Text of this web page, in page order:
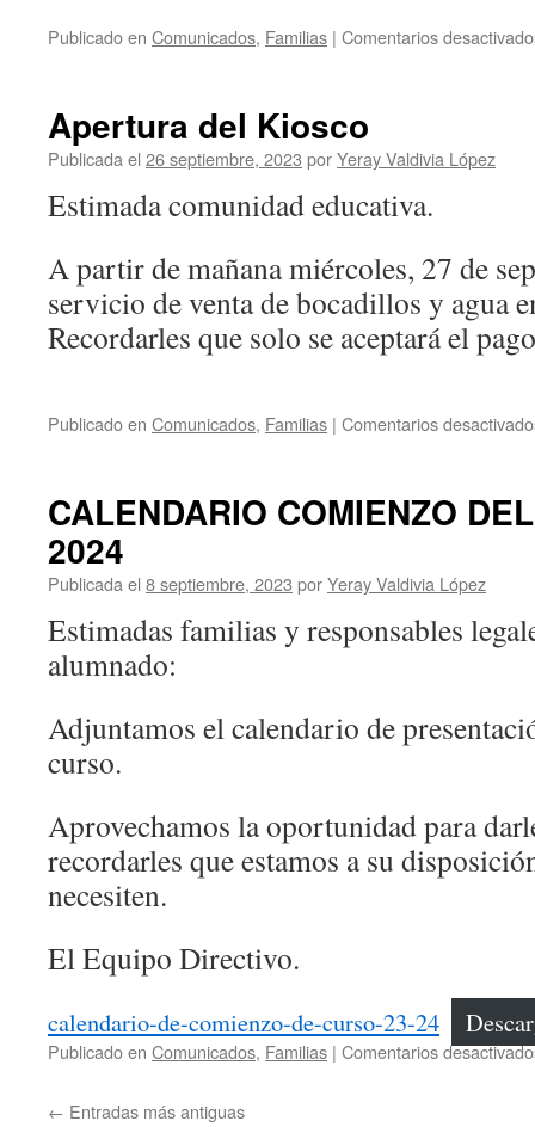
Publicado en Comunicados, Familias | Comentarios
Apertura del Kiosco
Publicada el 26 septiembre, 2023 porYeray Valdivia López
Estimada comunidad educativa.
A partir de mañana miércoles, 27 de
servicio de venta de bocadillos y agua
Recordarles que solo se aceptará el
Publicado en Comunicados, Familias | Comentarios
CALENDARIO COMIENZO
2024
Publicada el 8 septiembre, 2023 porYeray Valdivia López
Estimadas familias y responsables
alumnado:
Adjuntamos el calendario de
curso.
Aprovechamos la oportunidad para
recordarles que estamos a su
necesiten.
El Equipo Directivo.
calendario-de-comienzo-de-curso-23-24
Publicado en Comunicados, Familias | Comentarios
← Entradas más antiguas